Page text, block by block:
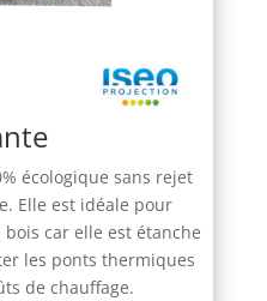
écologique sans rejet
Elle est idéale pour
bois car elle est étanche
les ponts thermiques
de chauffage.